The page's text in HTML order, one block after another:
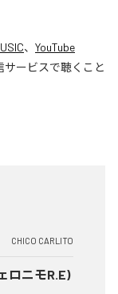
、 YouTube
サービスで聴くこと
CHICO CARLITO
ロニモR.E)